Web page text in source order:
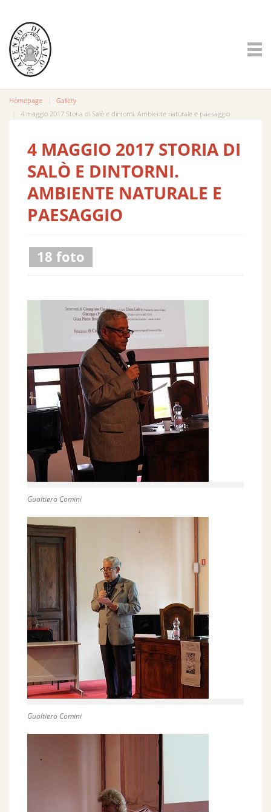
Homepage
Gallery
4 maggio 2017 Storia di Salò e dintorni. Ambiente naturale e paesaggio
4 MAGGIO 2017 STORIA DI
SALÒ E DINTORNI.
AMBIENTE NATURALE E
PAESAGGIO
18 foto
Gualtiero Comini
Gualtiero Comini